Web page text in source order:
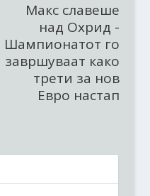
Макс славеше
над Охрид -
Шампионатот го
завршуваат како
трети за нов
Евро настап